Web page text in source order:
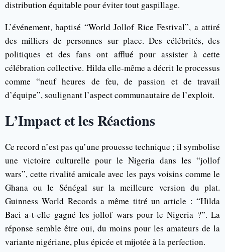
distribution équitable pour éviter tout gaspillage.
L’événement, baptisé “World Jollof Rice Festival”, a attiré
des milliers de personnes sur place. Des célébrités, des
politiques et des fans ont afflué pour assister à cette
célébration collective. Hilda elle-même a décrit le processus
comme “neuf heures de feu, de passion et de travail
d’équipe”, soulignant l’aspect communautaire de l’exploit.
L’Impact et les Réactions
Ce record n’est pas qu’une prouesse technique ; il symbolise
une victoire culturelle pour le Nigeria dans les “jollof
wars”, cette rivalité amicale avec les pays voisins comme le
Ghana ou le Sénégal sur la meilleure version du plat.
Guinness World Records a même titré un article : “Hilda
Baci a-t-elle gagné les jollof wars pour le Nigeria ?”. La
réponse semble être oui, du moins pour les amateurs de la
variante nigériane, plus épicée et mijotée à la perfection.